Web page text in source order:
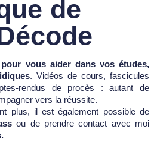
de
vous aider dans vos études,
. Vidéos de cours, fascicules
rendus de procès : autant de
vers la réussite.
plus, il est également possible de
ou de prendre contact avec moi